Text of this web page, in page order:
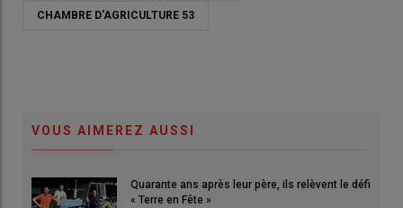
CHAMBRE D'AGRICULTURE 53
VOUS AIMEREZ AUSSI
Quarante ans après leur père, ils relèvent le défi
« Terre en Fête »